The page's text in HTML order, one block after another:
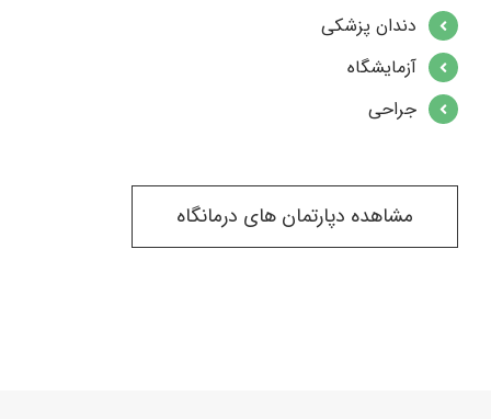
دندان پزشکی
آزمایشگاه
جراحی
مشاهده دپارتمان های درمانگاه